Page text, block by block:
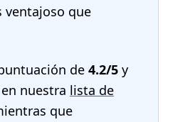
ventajoso que
de 4.2/5 y
en nuestra lista de
que